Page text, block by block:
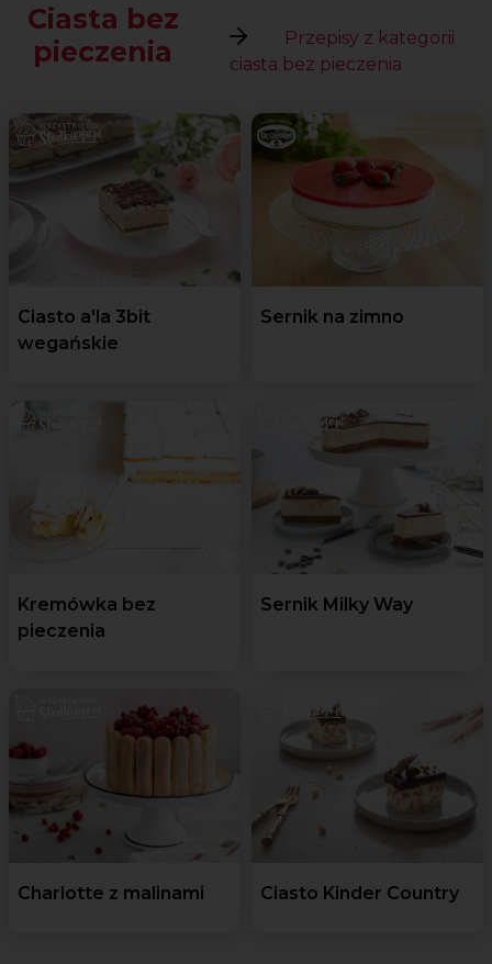
Ciasta bez
pieczenia
Przepisy z kategorii
ciasta bez pieczenia
Ciasto a'la 3bit
wegańskie
Sernik na zimno
Kremówka bez
pieczenia
Sernik Milky Way
Charlotte z malinami Ciasto Kinder Country